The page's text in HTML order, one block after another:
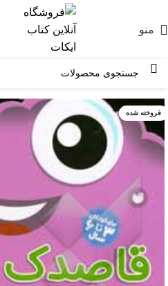
منو
فروخته شده